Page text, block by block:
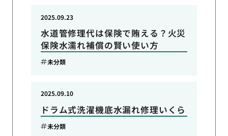
水道管修理代は保険で賄える？火災
保険水濡れ補償の賢い使い方
2025.09.23
未分類
ドラム式洗濯機底水漏れ修理いくら
2025.09.10
未分類